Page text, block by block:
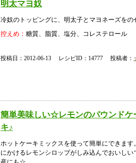
明太マヨ奴
冷奴のトッピングに、明太子とマヨネーズをの
控えめ： 糖質、脂質、塩分、コレステロール
投稿日：2012-06-13 レシピID：14777 投稿者：
簡単美味しい☆レモンのパウンドケ
キ♪
ホットケーキミックスを使って簡単にできます
にかけるレモンシロップがしみ込んでおいし